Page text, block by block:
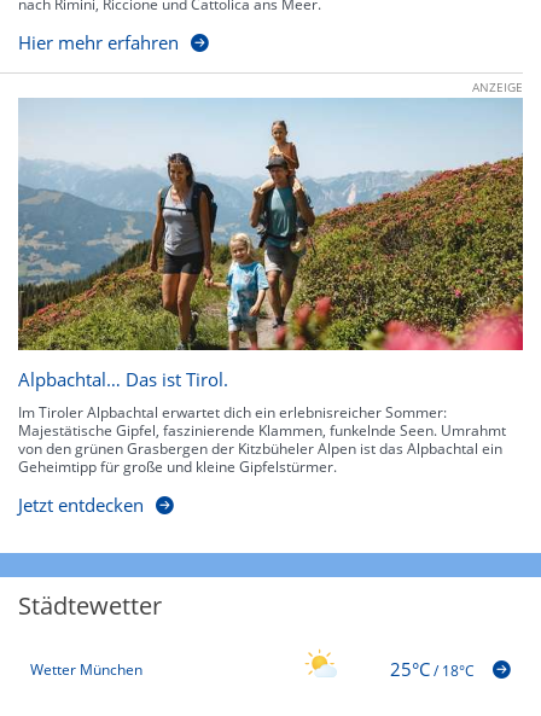
nach Rimini, Riccione und Cattolica ans Meer.
Hier mehr erfahren
ANZEIGE
Alpbachtal… Das ist Tirol.
Im Tiroler Alpbachtal erwartet dich ein erlebnisreicher Sommer:
Majestätische Gipfel, faszinierende Klammen, funkelnde Seen. Umrahmt
von den grünen Grasbergen der Kitzbüheler Alpen ist das Alpbachtal ein
Geheimtipp für große und kleine Gipfelstürmer.
Jetzt entdecken
Städtewetter
Wetter München 25°C/18°C